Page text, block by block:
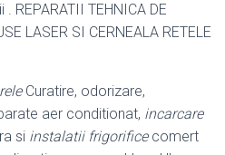
REPARATII TEHNICA DE
LASER SI CERNEALA RETELE
Curatire, odorizare,
aer conditionat, incarcare
si instalatii frigorificecomert